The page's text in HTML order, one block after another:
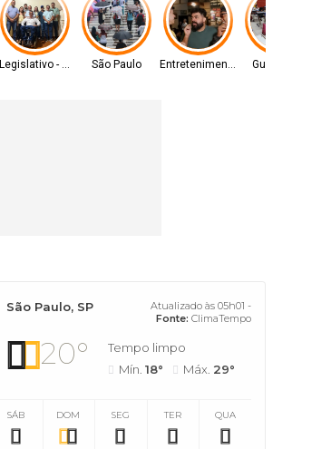
Legislativo - MS São Paulo Entretenimento Gurupi - TO
São Paulo, SP
Atualizado às 05h01 -
Fonte: ClimaTempo
20°
Tempo limpo
Mín. 18° Máx. 29°
SÁB DOM SEG TER QUA